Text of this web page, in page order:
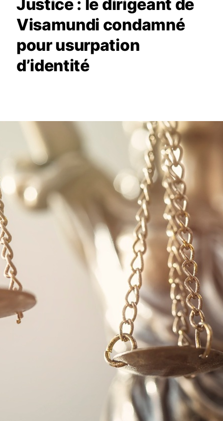
Justice : le dirigeant de
Visamundi condamné
pour usurpation
d’identité